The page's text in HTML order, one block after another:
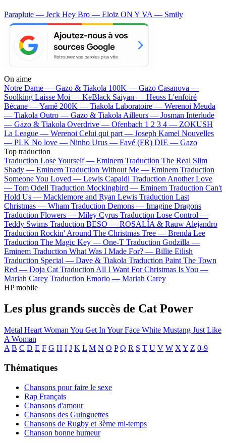
Parapluie — Jeck Hey Bro — Eloïz ON Y VA — Smily
On aime
Notre Dame — Gazo & Tiakola 100K — Gazo Casanova —
Soolking Laisse Moi — KeBlack Saiyan — Heuss L'enfoiré
Bécane —Yamê 200K — Tiakola Laboratoire — Werenoi Meuda
— Tiakola Outro — Gazo & Tiakola Ailleurs — Josman Interlude
— Gazo & Tiakola Overdrive — Ofenbach 1 2 3 4 — ZOKUSH
La League — Werenoi Celui qui part — Joseph Kamel Nouvelles
— PLK No love — Ninho Urus — Favé (FR) DIE — Gazo
Top traduction
Traduction Lose Yourself — Eminem Traduction The Real Slim
Shady — Eminem Traduction Without Me — Eminem Traduction
Someone You Loved — Lewis Capaldi Traduction Another Love
— Tom Odell Traduction Mockingbird — Eminem Traduction Can't
Hold Us — Macklemore and Ryan Lewis Traduction Last
Christmas — Wham Traduction Demons — Imagine Dragons
Traduction Flowers — Miley Cyrus Traduction Lose Control —
Teddy Swims Traduction BESO — ROSALÍA & Rauw Alejandro
Traduction Rockin' Around The Christmas Tree — Brenda Lee
Traduction The Magic Key — One-T Traduction Godzilla —
Eminem Traduction What Was I Made For? — Billie Eilish
Traduction Special — Dave & Tiakola Traduction Paint The Town
Red — Doja Cat Traduction All I Want For Christmas Is You —
Mariah Carey Traduction Emorio — Mariah Carey
HP mobile
Les plus grands succès de Cat Power
Metal Heart Woman You Get In Your Face White Mustang Just Like
A Woman
A B C D E F G H I J K L M N O P Q R S T U V W X Y Z 0-9
Thématiques
Chansons pour faire le sexe
Rap Français
Chansons d'amour
Chansons des Guinguettes
Chansons de Rugby et 3ème mi-temps
Chanson bonne humeur